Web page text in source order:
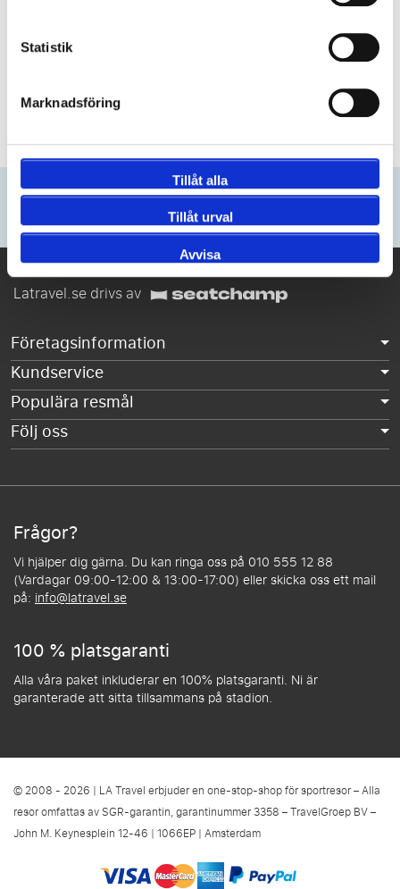
Statistik
Marknadsföring
Tillåt alla
Tillåt urval
Avvisa
Sittplatser tillsammans
Support före och under resan
Anmäl dig till vårt Nyhetsbrev
Bli först att ta del av våra erbjudanden och kampanjer.
Latravel.se drivs av
Företagsinformation
Kundservice
Populära resmål
Följ oss
Frågor?
Vi hjälper dig gärna. Du kan ringa oss på 010 555 12 88
(Vardagar 09:00-12:00 & 13:00-17:00) eller skicka oss ett mail
på: info@latravel.se
100 % platsgaranti
Alla våra paket inkluderar en 100% platsgaranti. Ni är
garanterade att sitta tillsammans på stadion.
© 2008 - 2026 | LA Travel erbjuder en one-stop-shop för sportresor – Alla
resor omfattas av SGR-garantin, garantinummer 3358 – TravelGroep BV –
John M. Keynesplein 12-46 | 1066EP | Amsterdam